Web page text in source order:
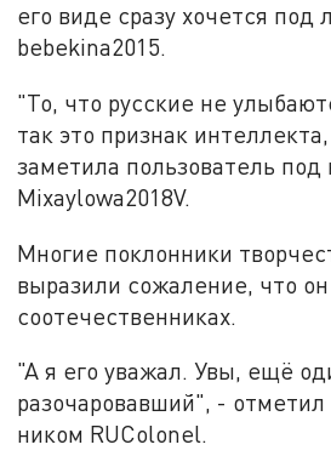
его виде сразу хочется под
bebekina2015.
"То, что русские не
так это признак
заметила пользователь под
Mixaylowa2018V.
Многие поклонники
выразили сожаление, что
соотечественниках.
"А я его уважал. Увы, ещё
разочаровавший", -
ником RUColonel.